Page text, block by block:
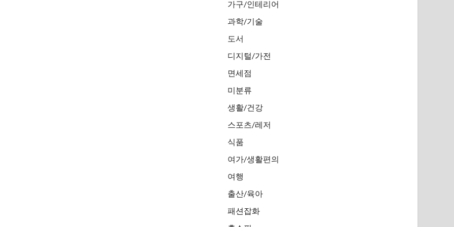
가구/인테리어
과학/기술
도서
디지털/가전
면세점
미분류
생활/건강
스포츠/레저
식품
여가/생활편의
여행
출산/육아
패션잡화